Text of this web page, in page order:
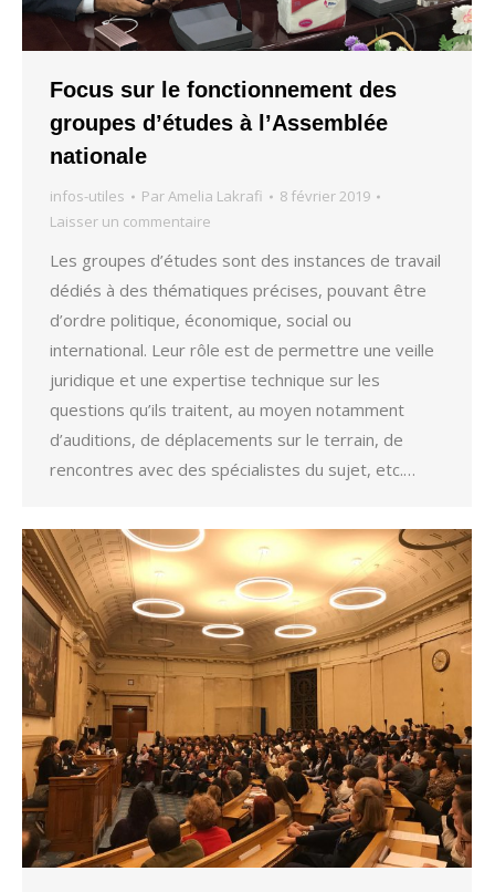
Focus sur le fonctionnement des
groupes d’études à l’Assemblée
nationale
infos-utiles ParAmelia Lakrafi
8 février 2019
Laisser un commentaire
Les groupes d’études sont des instances de travail
dédiés à des thématiques précises, pouvant être
d’ordre politique, économique, social ou
international. Leur rôle est de permettre une veille
juridique et une expertise technique sur les
questions qu’ils traitent, au moyen notamment
d’auditions, de déplacements sur le terrain, de
rencontres avec des spécialistes du sujet, etc.…